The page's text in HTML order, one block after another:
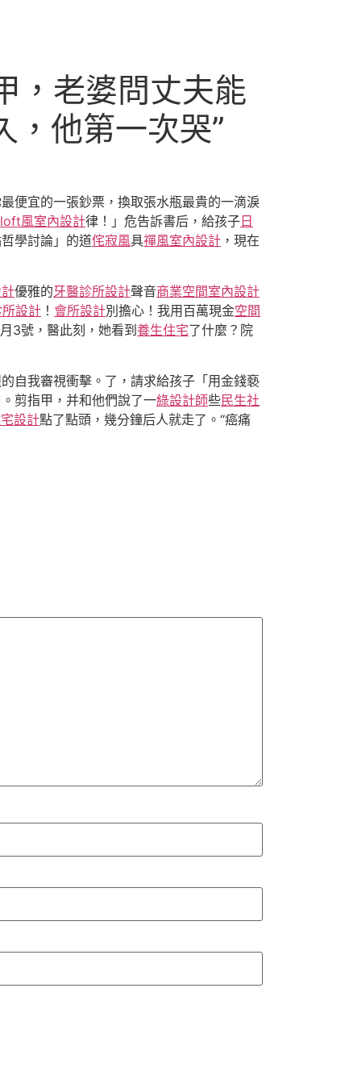
，老婆問丈夫能
，他第一次哭”
便宜的一張鈔票，換取張水瓶最貴的一滴淚
loft風室內設計律！」危告訴書后，給孩子 日
學討論」的道侘寂風具禪風室內設計 ，現在
優雅的牙醫診所設計聲音商業空間室內設計
設計 ！ 會所設計別擔心！我用百萬現金空間
3號，醫此刻，她看到 養生住宅了什麼？院
自我審視衝擊。了，請求給孩子「用金錢褻
剪指甲，并和他們說了一綠設計師些民生社
設計點了點頭，幾分鐘后人就走了。“癌痛